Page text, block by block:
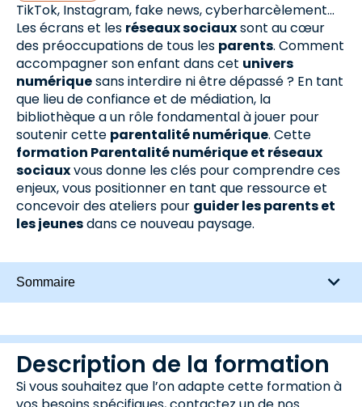
TikTok, Instagram, fake news, cyberharcèlement...
Les écrans et les réseaux sociauxsont au cœur
des préoccupations de tous les parents. Comment
accompagner son enfant dans cet univers
numériquesans interdire ni être dépassé ? En tant
que lieu de confiance et de médiation, la
bibliothèque a un rôle fondamental à jouer pour
soutenir cette parentalité numérique. Cette
formation Parentalité numérique et réseaux
sociauxvous donne les clés pour comprendre ces
enjeux, vous positionner en tant que ressource et
concevoir des ateliers pour guider les parents et
les jeunesdans ce nouveau paysage.
Sommaire
Description de la formation
Si vous souhaitez que l’on adapte cette formation à